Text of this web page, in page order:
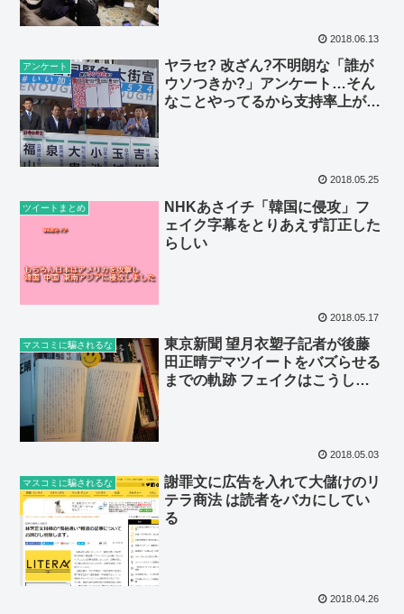
2018.06.13
アンケート
ヤラセ? 改ざん?不明朗な「誰が
ウソつきか?」アンケート…そん
なことやってるから支持率上がら
2018.05.25
ツイートまとめ
NHKあさイチ「韓国に侵攻」フ
ェイク字幕をとりあえず訂正した
らしい
2018.05.17
マスコミに騙されるな
東京新聞 望月衣塑子記者が後藤
田正晴デマツイートをバズらせる
までの軌跡 フェイクはこうして
2018.05.03
マスコミに騙されるな
謝罪文に広告を入れて大儲けのリ
テラ商法 は読者をバカにしてい
る
2018.04.26